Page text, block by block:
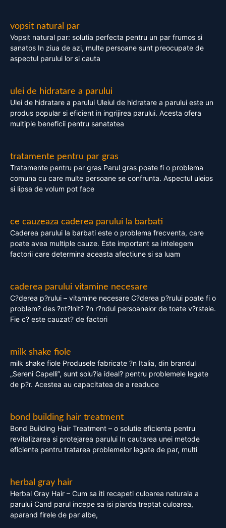
vopsit natural par
Vopsit natural par: solutia perfecta pentru un par frumos si
sanatos In ziua de azi, multe persoane sunt preocupate de
aspectul parului lor si cauta
ulei de hidratare a parului
Ulei de hidratare a parului Uleiul de hidratare a parului este un
produs popular si eficient in ingrijirea parului. Acesta ofera
multiple beneficii pentru sanatatea
tratamente pentru par gras
Tratamente pentru par gras Parul gras poate fi o problema
comuna cu care multe persoane se confrunta. Aspectul uleios
si lipsa de volum pot face
ce cauzeaza caderea parului la barbati
Caderea parului la barbati este o problema frecventa, care
poate avea multiple cauze. Este important sa intelegem
factorii care determina aceasta afectiune si sa luam
caderea parului vitamine necesare
C?derea p?rului – vitamine necesare C?derea p?rului poate fi o
problem? des ?nt?lnit? ?n r?ndul persoanelor de toate v?rstele.
Fie c? este cauzat? de factori
milk shake fiole
milk shake fiole Produsele fabricate ?n Italia, din brandul
„Sereni Capelli”, sunt solu?ia ideal? pentru problemele legate
de p?r. Acestea au capacitatea de a readuce
bond building hair treatment
Bond Building Hair Treatment – o solutie eficienta pentru
revitalizarea si protejarea parului In cautarea unei metode
eficiente pentru tratarea problemelor legate de par, multi
herbal gray hair
Herbal Gray Hair – Cum sa iti recapeti culoarea naturala a
parului Cand parul incepe sa isi piarda treptat culoarea,
aparand firele de par albe,